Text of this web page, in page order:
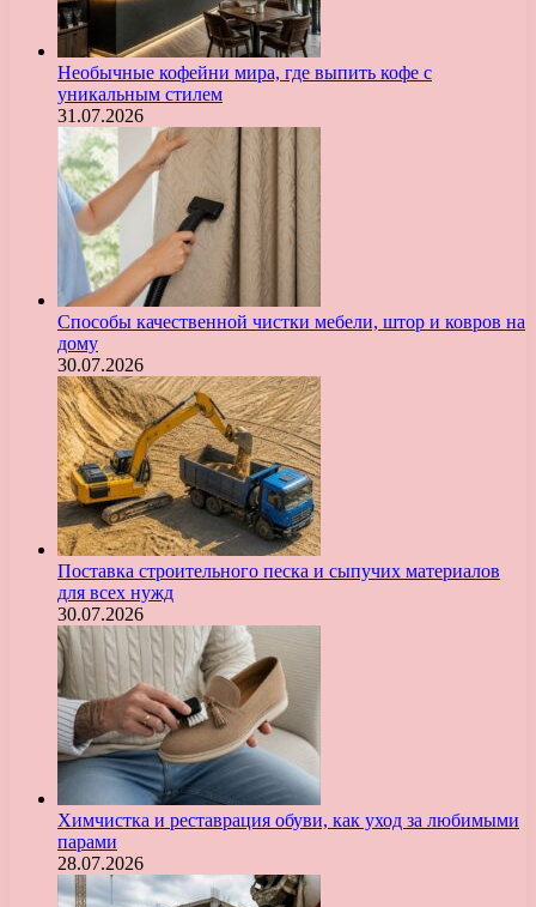
Необычные кофейни мира, где выпить кофе с
уникальным стилем
31.07.2026
Способы качественной чистки мебели, штор и ковров на
дому
30.07.2026
Поставка строительного песка и сыпучих материалов
для всех нужд
30.07.2026
Химчистка и реставрация обуви, как уход за любимыми
парами
28.07.2026